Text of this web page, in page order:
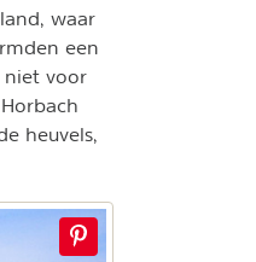
waar
een
niet voor
heuvels,